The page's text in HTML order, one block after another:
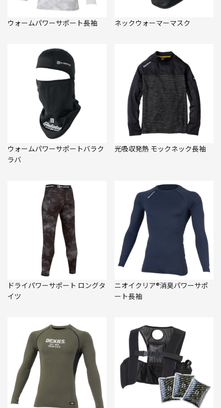
ウォームパワーサポート長袖 ネックウォーマーマスク
ウォームパワーサポートバラク
ラバ
光吸収発熱 モックネック長袖
ドライパワーサポート ロングタ
イツ
ニオイクリア®消臭パワーサポ
ート長袖